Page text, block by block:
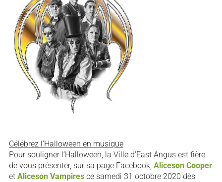
Célébrez l’Halloween en musique
Pour souligner l’Halloween, la Ville d’East Angus est fière
de vous présenter, sur sa page Facebook, Aliceson Cooper
et Aliceson Vampiresce samedi 31 octobre 2020 dès